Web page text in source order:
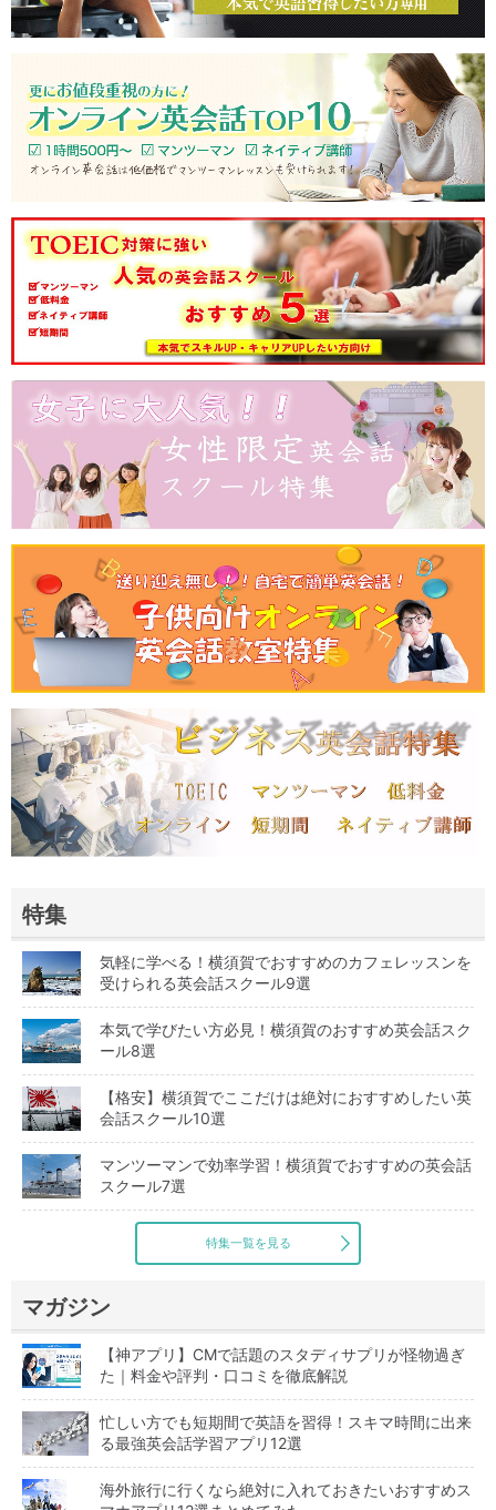
特集
気軽に学べる！横須賀でおすすめのカフェレッスンを
受けられる英会話スクール9選
本気で学びたい方必見！横須賀のおすすめ英会話スク
ール8選
【格安】横須賀でここだけは絶対におすすめしたい英
会話スクール10選
マンツーマンで効率学習！横須賀でおすすめの英会話
スクール7選
特集一覧を見る
マガジン
【神アプリ】CMで話題のスタディサプリが怪物過ぎ
た｜料金や評判・口コミを徹底解説
忙しい方でも短期間で英語を習得！スキマ時間に出来
る最強英会話学習アプリ12選
海外旅行に行くなら絶対に入れておきたいおすすめス